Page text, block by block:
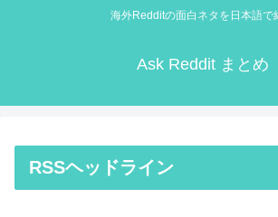
海外Redditの面白ネタを日本語で
Ask Reddit まとめ
RSSヘッドライン